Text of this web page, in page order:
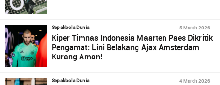
Sepakbola Dunia 5 March 2026
Kiper Timnas Indonesia Maarten Paes Dikritik
Pengamat: Lini Belakang Ajax Amsterdam
Kurang Aman!
Sepakbola Dunia 4 March 2026